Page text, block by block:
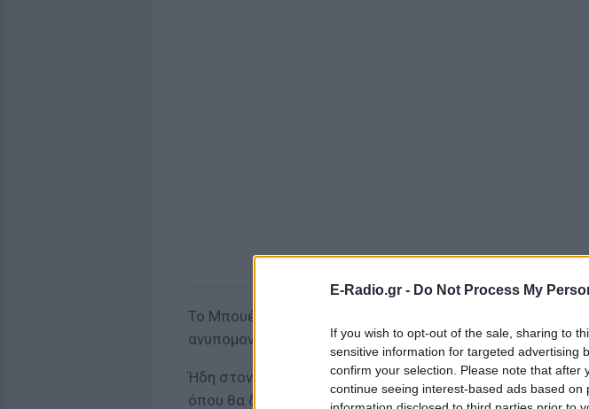
E-Radio.gr - Do Not Process My
If you wish to opt-out of the sale, sharing to
sensitive information for targeted advertising
confirm your selection. Please note that
continue seeing interest-based ads based
Το Μπουένος Άιρες θυμίζει μεθυσμένη πολιτεία, με τον
ανυπομονεί για την άφιξη της παγκόσμιας παρέας του
Ήδη στον χώρο του αεροδρομίου αλλά και στις
όπου θα διανυκτερεύσουν οι Παγκόσμιοι Πρωταθλητές,